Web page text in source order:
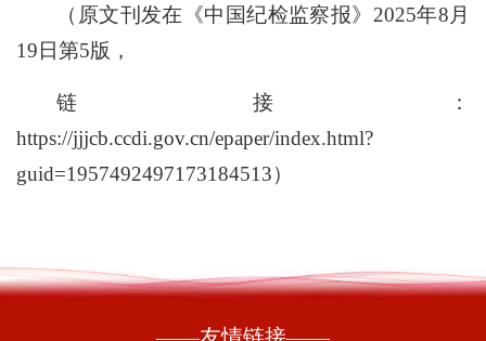
（原文刊发在《中国纪检监察报》2025年8月
19日第5版，
链接：
https://jjjcb.ccdi.gov.cn/epaper/index.html?
guid=1957492497173184513）